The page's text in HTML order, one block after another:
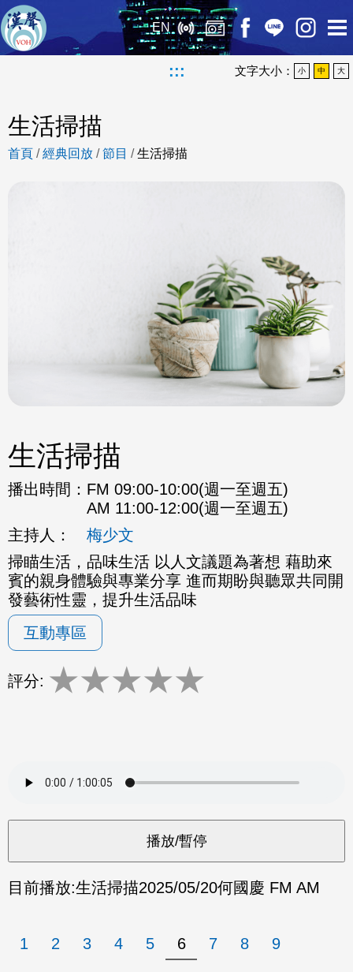
EN
::: 文字大小： 小 中 大
生活掃描
首頁 /經典回放 /節目 /生活掃描
生活掃描
播出時間： FM 09:00-10:00(週一至週五)
AM 11:00-12:00(週一至週五)
主持人：
梅少文
掃瞄生活，品味生活 以人文議題為著想 藉助來
賓的親身體驗與專業分享 進而期盼與聽眾共同開
發藝術性靈，提升生活品味
互動專區
評分: ★★★★★
目前播放:生活掃描2025/05/20何國慶 FM AM
1 2 3 4 5 6 7 8 9